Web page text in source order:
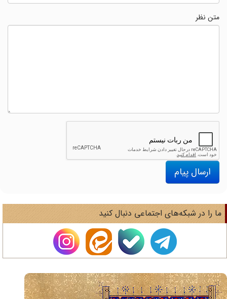
متن نظر
ارسال پیام
را در شبکه‌های اجتماعی دنبال کنید